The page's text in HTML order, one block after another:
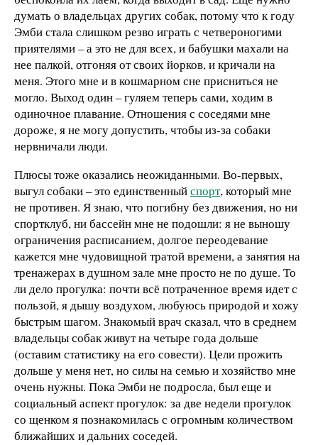
думать о владельцах других собак, потому что к году
Эмби стала слишком резво играть с четвероногими
приятелями – а это не для всех, и бабушки махали на
нее палкой, отгоняя от своих йорков, и кричали на
меня. Этого мне и в кошмарном сне присниться не
могло. Выход один – гуляем теперь сами, ходим в
одиночное плавание. Отношения с соседями мне
дороже, я не могу допустить, чтобы из-за собаки
нервничали люди.
Плюсы тоже оказались неожиданными. Во-первых,
выгул собаки – это единственныйспорт, который мне
не противен. Я знаю, что погибну без движения, но ни
спортклуб, ни бассейн мне не подошли: я не выношу
ограничения расписанием, долгое переодевание
кажется мне чудовищной тратой времени, а занятия на
тренажерах в душном зале мне просто не по душе. То
ли дело прогулка: почти всё потраченное время идет с
пользой, я дышу воздухом, любуюсь природой и хожу
быстрым шагом. Знакомый врач сказал, что в среднем
владельцы собак живут на четыре года дольше
(оставим статистику на его совести). Цели прожить
дольше у меня нет, но силы на семью и хозяйство мне
очень нужны. Пока Эмби не подросла, был еще и
социальный аспект прогулок: за две недели прогулок
со щенком я познакомилась с огромным количеством
ближайших и дальних соседей.